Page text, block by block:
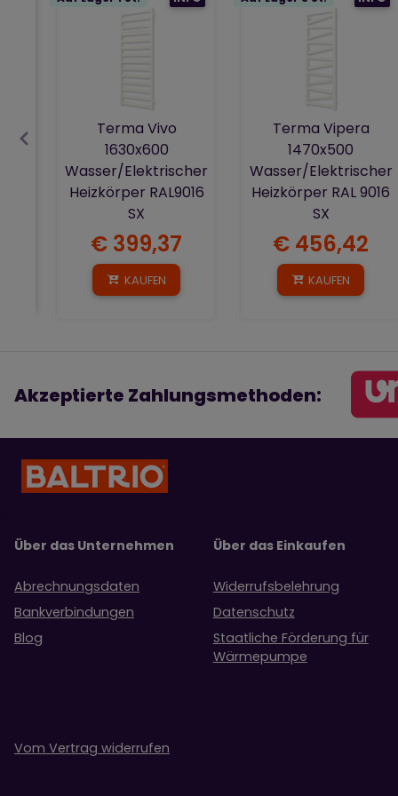
Terma Vivo
1630x600
Wasser/Elektrischer
Heizkörper RAL9016
SX
€ 399,37
KAUFEN
Terma Vipera
1470x500
Wasser/Elektrischer
Heizkörper RAL 9016
SX
€ 456,42
KAUFEN
Akzeptierte Zahlungsmethoden:
Über das Unternehmen
Abrechnungsdaten
Bankverbindungen
Blog
Über das Einkaufen
Widerrufsbelehrung
Datenschutz
Staatliche Förderung für
Wärmepumpe
Vom Vertrag widerrufen